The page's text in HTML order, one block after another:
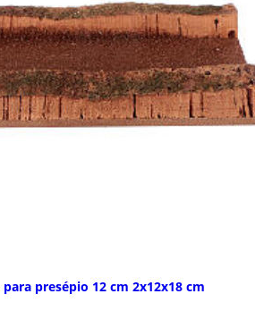
presépio 12 cm 2x12x18 cm